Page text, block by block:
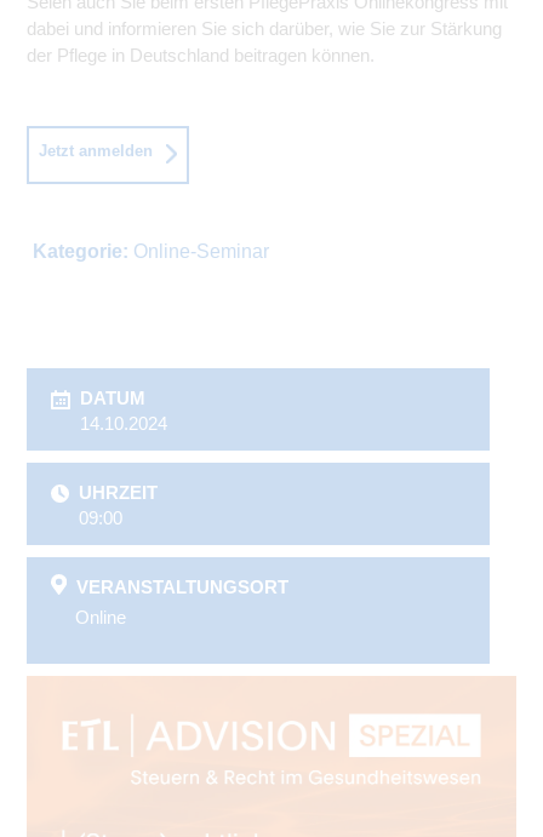
dabei und informieren Sie sich darüber, wie Sie zur Stärkung
der Pflege in Deutschland beitragen können.
Jetzt anmelden
Kategorie: Online-Seminar
DATUM
14.10.2024
UHRZEIT
09:00
VERANSTALTUNGSORT
Online